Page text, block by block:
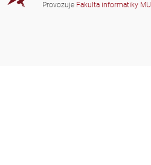
Provozuje Fakulta informatiky MU